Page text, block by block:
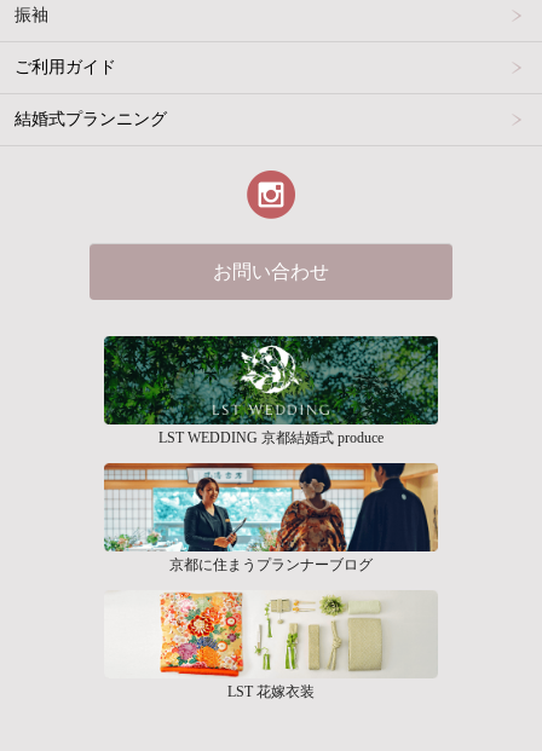
振袖
ご利用ガイド
結婚式プランニング
お問い合わせ
LST WEDDING 京都結婚式 produce
京都に住まうプランナーブログ
LST 花嫁衣装